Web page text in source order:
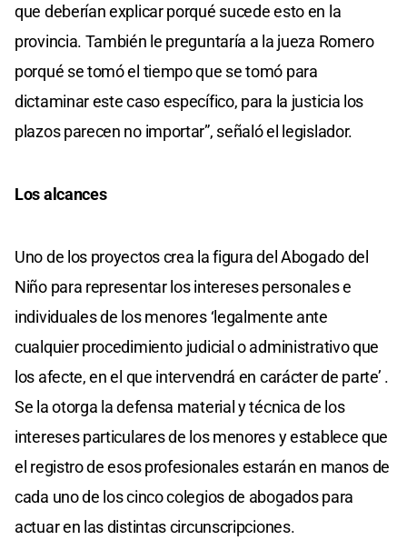
que deberían explicar porqué sucede esto en la
provincia. También le preguntaría a la jueza Romero
porqué se tomó el tiempo que se tomó para
dictaminar este caso específico, para la justicia los
plazos parecen no importar”, señaló el legislador.
Los alcances
Uno de los proyectos crea la figura del Abogado del
Niño para representar los intereses personales e
individuales de los menores ‘legalmente ante
cualquier procedimiento judicial o administrativo que
los afecte, en el que intervendrá en carácter de parte’ .
Se la otorga la defensa material y técnica de los
intereses particulares de los menores y establece que
el registro de esos profesionales estarán en manos de
cada uno de los cinco colegios de abogados para
actuar en las distintas circunscripciones.